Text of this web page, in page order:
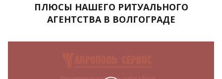
ПЛЮСЫ НАШЕГО РИТУАЛЬНОГО
АГЕНТСТВА В ВОЛГОГРАДЕ